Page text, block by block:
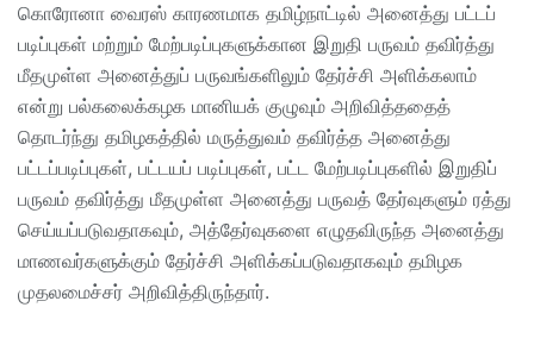
கொரோனா வைரஸ் காரணமாக தமிழ்நாட்டில் அனைத்து பட்டப்
படிப்புகள் மற்றும் மேற்படிப்புகளுக்கான இறுதி பருவம் தவிர்த்து
மீதமுள்ள அனைத்துப் பருவங்களிலும் தேர்ச்சி அளிக்கலாம்
என்று பல்கலைக்கழக மானியக் குழுவும் அறிவித்ததைத்
தொடர்ந்து தமிழகத்தில் மருத்துவம் தவிர்த்த அனைத்து
பட்டப்படிப்புகள், பட்டயப் படிப்புகள், பட்ட மேற்படிப்புகளில் இறுதிப்
பருவம் தவிர்த்து மீதமுள்ள அனைத்து பருவத் தேர்வுகளும் ரத்து
செய்யப்படுவதாகவும், அத்தேர்வுகளை எழுதவிருந்த அனைத்து
மாணவர்களுக்கும் தேர்ச்சி அளிக்கப்படுவதாகவும் தமிழக
முதலமைச்சர் அறிவித்திருந்தார்.